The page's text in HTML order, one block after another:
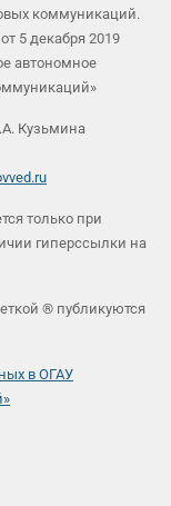
коммуникаций.
5 декабря 2019
автономное
Кузьмина
только при
гиперссылки на
® публикуются
в ОГАУ